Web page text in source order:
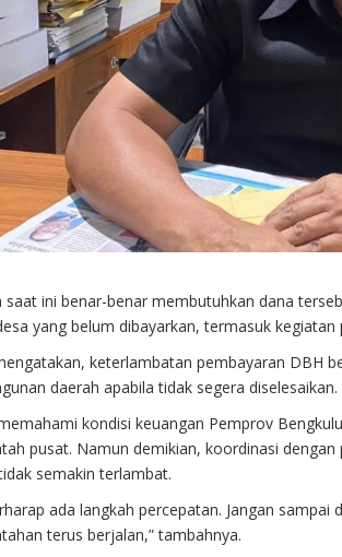
saat ini benar-benar membutuhkan dana
yang belum dibayarkan, termasuk kegiatan
keterlambatan pembayaran DBH
daerah apabila tidak segera diselesaikan.
kondisi keuangan Pemprov
pusat. Namun demikian, koordinasi
semakin terlambat.
ada langkah percepatan. Jangan
terus berjalan,” tambahnya.